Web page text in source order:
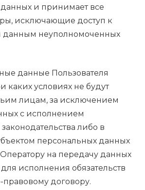
и принимает все
исключающие доступ к
данным неуполномоченных
данные Пользователя
каких условиях не будут
лицам, за исключением
с исполнением
либо в
персональных данных
на передачу данных
исполнения обязательств
договору.